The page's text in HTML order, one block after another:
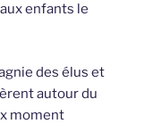
enfants le
des élus et
autour du
moment